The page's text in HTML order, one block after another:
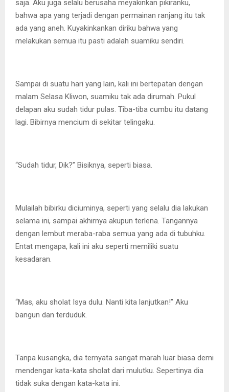
saja. Aku juga selalu berusaha meyakinkan pikiranku,
bahwa apa yang terjadi dengan permainan ranjang itu tak
ada yang aneh. Kuyakinkankan diriku bahwa yang
melakukan semua itu pasti adalah suamiku sendiri.
Sampai di suatu hari yang lain, kali ini bertepatan dengan
malam Selasa Kliwon, suamiku tak ada dirumah. Pukul
delapan aku sudah tidur pulas. Tiba-tiba cumbu itu datang
lagi. Bibirnya mencium di sekitar telingaku.
“Sudah tidur, Dik?” Bisiknya, seperti biasa.
Mulailah bibirku diciuminya, seperti yang selalu dia lakukan
selama ini, sampai akhirnya akupun terlena. Tangannya
dengan lembut meraba-raba semua yang ada di tubuhku.
Entat mengapa, kali ini aku seperti memiliki suatu
kesadaran.
“Mas, aku sholat Isya dulu. Nanti kita lanjutkan!” Aku
bangun dan terduduk.
Tanpa kusangka, dia ternyata sangat marah luar biasa demi
mendengar kata-kata sholat dari mulutku. Sepertinya dia
tidak suka dengan kata-kata ini.